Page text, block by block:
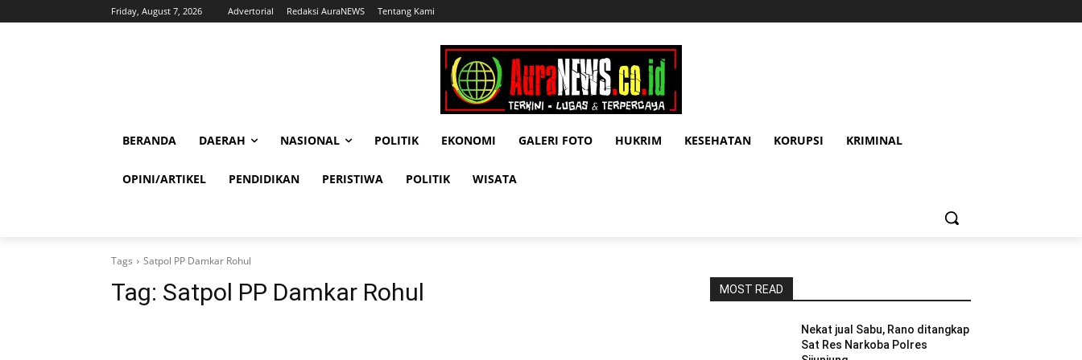
Friday, August 7, 2026 Advertorial Redaksi AuraNEWS Tentang Kami
BERANDA DAERAH NASIONAL POLITIK EKONOMI GALERI FOTO HUKRIM KESEHATAN KORUPSI KRIMINAL
OPINI/ARTIKEL PENDIDIKAN PERISTIWA POLITIK WISATA
Tags Satpol PP Damkar Rohul
Tag: Satpol PP Damkar Rohul MOST READ
Nekat jual Sabu, Rano ditangkap
Sat Res Narkoba Polres